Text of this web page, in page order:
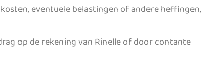
eventuele belastingen of andere heffingen,
op de rekening van Rinelle of door contante